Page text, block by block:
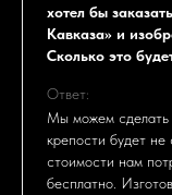
хотел бы
Кавказа» и
Сколько это
Ответ:
Мы можем сделать
крепости будет не
стоимости нам
бесплатно.